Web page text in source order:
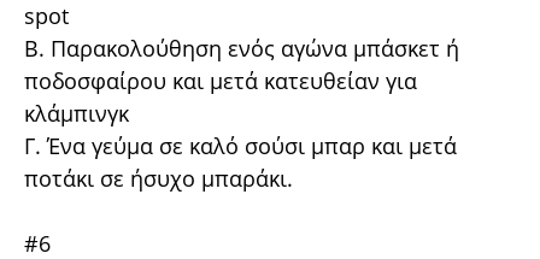
spot
Β. Παρακολούθηση ενός αγώνα μπάσκετ ή
ποδοσφαίρου και μετά κατευθείαν για
κλάμπινγκ
Γ. Ένα γεύμα σε καλό σούσι μπαρ και μετά
ποτάκι σε ήσυχο μπαράκι.
#6